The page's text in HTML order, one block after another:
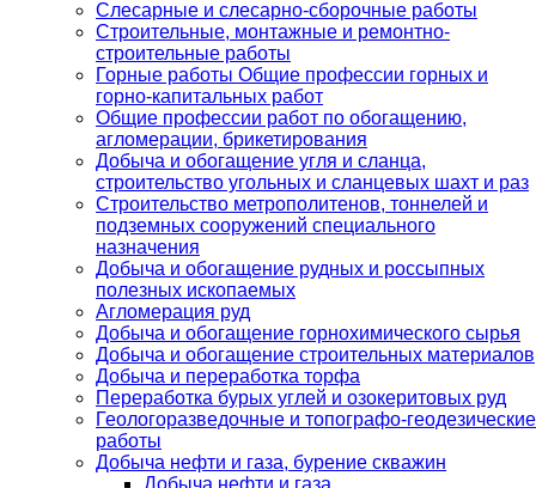
Слесарные и слесарно-сборочные работы
Строительные, монтажные и ремонтно-
строительные работы
Горные работы Общие профессии горных и
горно-капитальных работ
Общие профессии работ по обогащению,
агломерации, брикетирования
Добыча и обогащение угля и сланца,
строительство угольных и сланцевых шахт и раз
Строительство метрополитенов, тоннелей и
подземных сооружений специального
назначения
Добыча и обогащение рудных и россыпных
полезных ископаемых
Агломерация руд
Добыча и обогащение горнохимического сырья
Добыча и обогащение строительных материалов
Добыча и переработка торфа
Переработка бурых углей и озокеритовых руд
Геологоразведочные и топографо-геодезические
работы
Добыча нефти и газа, бурение скважин
Добыча нефти и газа